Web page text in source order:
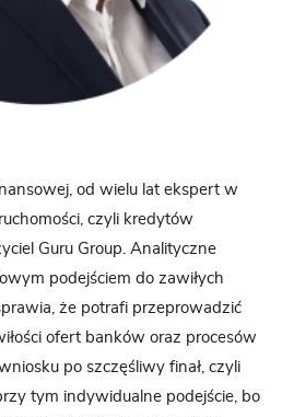
od wielu lat ekspert w
czyli kredytów
Guru Group. Analityczne
podejściem do zawiłych
że potrafi przeprowadzić
ofert banków oraz procesów
po szczęśliwy finał, czyli
tym indywidualne podejście, bo